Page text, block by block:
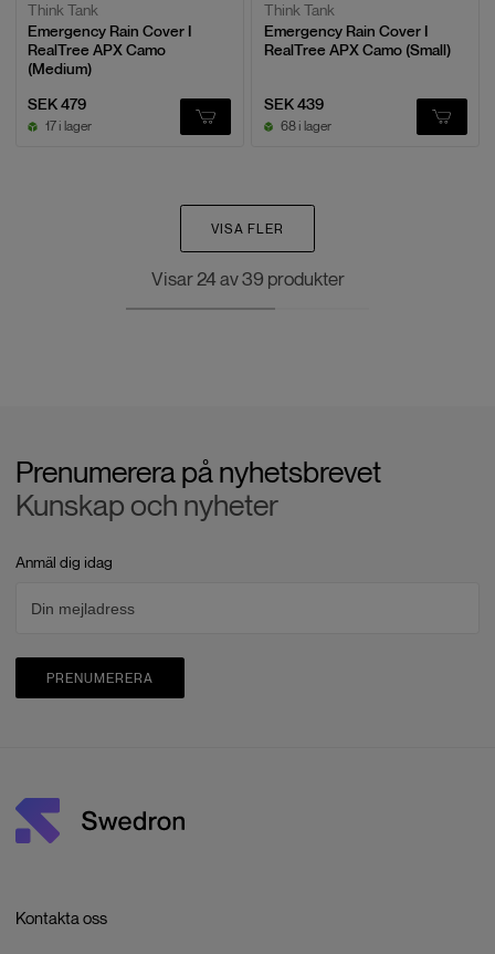
Think Tank
Emergency Rain Cover I
RealTree APX Camo
(Medium)
SEK 479
17 i lager
Think Tank
Emergency Rain Cover I
RealTree APX Camo (Small)
SEK 439
68 i lager
VISA FLER
Visar24av39 produkter
Prenumerera på nyhetsbrevet
Kunskap och nyheter
Anmäl dig idag
PRENUMERERA
Kontakta oss